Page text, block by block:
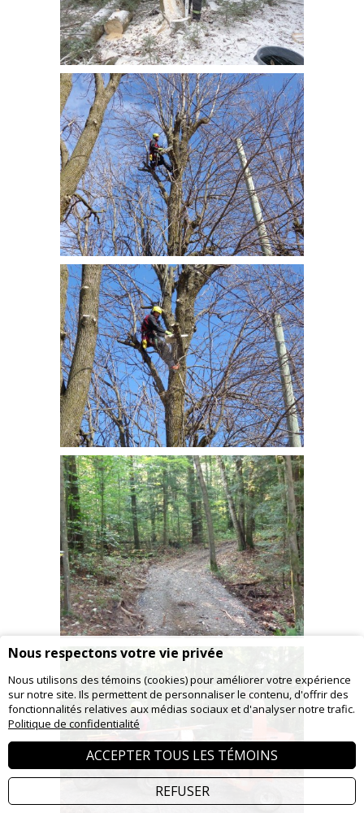
Nous respectons votre vie privée
Nous utilisons des témoins (cookies) pour améliorer votre expérience
sur notre site. Ils permettent de personnaliser le contenu, d'offrir des
fonctionnalités relatives aux médias sociaux et d'analyser notre trafic.
Politique de confidentialité
ACCEPTER TOUS LES TÉMOINS
REFUSER